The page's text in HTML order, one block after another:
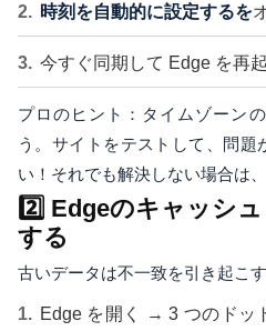
時刻を自動的に設定するを
今すぐ同期して Edge を再
プロのヒント：タイムゾーン
う。サイトをテストして、問題
い！それでも解決しない場合は
2️⃣ Edgeのキャッシ
する
古いデータは不一致を引き起こ
Edge を開く → 3 つのドッ